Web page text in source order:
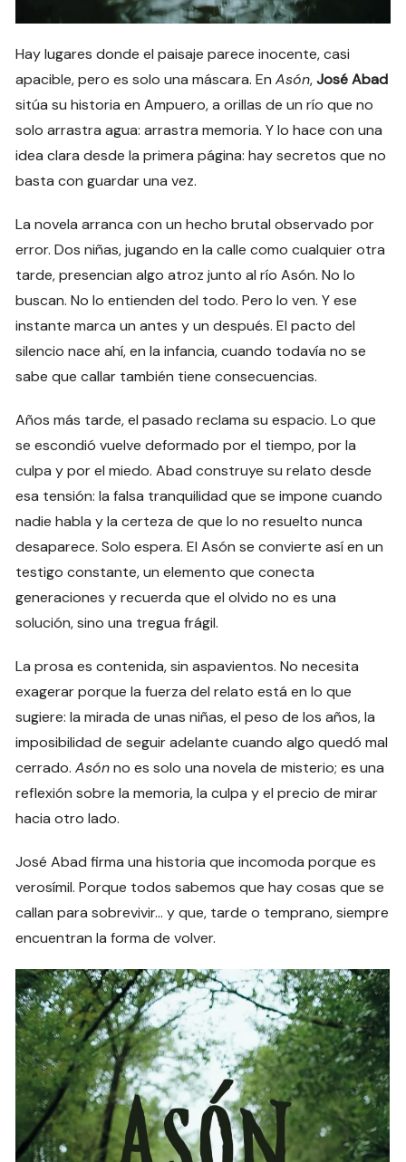
Hay lugares donde el paisaje parece inocente, casi
apacible, pero es solo una máscara. EnAsón,José Abad
sitúa su historia en Ampuero, a orillas de un río que no
solo arrastra agua: arrastra memoria. Y lo hace con una
idea clara desde la primera página: hay secretos que no
basta con guardar una vez.
La novela arranca con un hecho brutal observado por
error. Dos niñas, jugando en la calle como cualquier otra
tarde, presencian algo atroz junto al río Asón. No lo
buscan. No lo entienden del todo. Pero lo ven. Y ese
instante marca un antes y un después. El pacto del
silencio nace ahí, en la infancia, cuando todavía no se
sabe que callar también tiene consecuencias.
Años más tarde, el pasado reclama su espacio. Lo que
se escondió vuelve deformado por el tiempo, por la
culpa y por el miedo. Abad construye su relato desde
esa tensión: la falsa tranquilidad que se impone cuando
nadie habla y la certeza de que lo no resuelto nunca
desaparece. Solo espera. El Asón se convierte así en un
testigo constante, un elemento que conecta
generaciones y recuerda que el olvido no es una
solución, sino una tregua frágil.
La prosa es contenida, sin aspavientos. No necesita
exagerar porque la fuerza del relato está en lo que
sugiere: la mirada de unas niñas, el peso de los años, la
imposibilidad de seguir adelante cuando algo quedó mal
cerrado.Asónno es solo una novela de misterio; es una
reflexión sobre la memoria, la culpa y el precio de mirar
hacia otro lado.
José Abad firma una historia que incomoda porque es
verosímil. Porque todos sabemos que hay cosas que se
callan para sobrevivir… y que, tarde o temprano, siempre
encuentran la forma de volver.